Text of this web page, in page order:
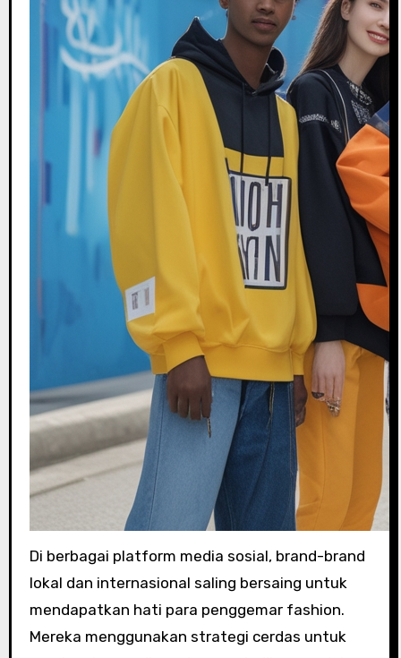
Di berbagai platform media sosial, brand-brand
lokal dan internasional saling bersaing untuk
mendapatkan hati para penggemar fashion.
Mereka menggunakan strategi cerdas untuk